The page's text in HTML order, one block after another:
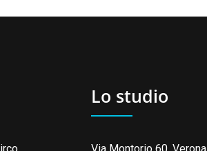
Lo studio